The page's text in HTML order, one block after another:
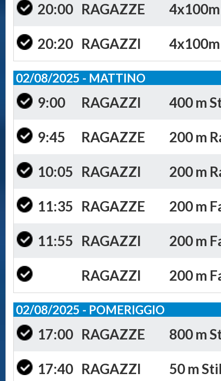
20:00 RAGAZZE
20:20 RAGAZZI
02/08/2025 - MATTINO
9:00 RAGAZZI 400 m
9:45 RAGAZZE 200 m
10:05 RAGAZZI 200 m
11:35 RAGAZZE 200 m
11:55 RAGAZZI 200 m
RAGAZZI 200 m
02/08/2025 - POMERIGGIO
17:00 RAGAZZE 800 m
17:40 RAGAZZI 50 m